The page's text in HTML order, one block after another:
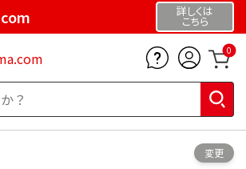
詳しくは
こちら
0
変更